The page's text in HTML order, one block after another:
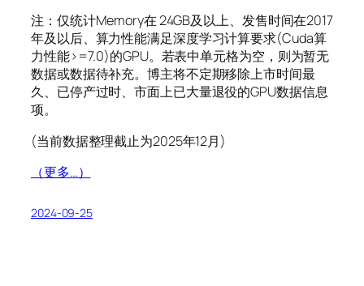
注：仅统计Memory在 24GB及以上、发售时间在2017
年及以后、算力性能满足深度学习计算要求(Cuda算
力性能>=7.0)的GPU。若表中单元格为空，则为暂无
数据或数据待补充。博主将不定期移除上市时间最
久、已停产过时、市面上已大量退役的GPU数据信息
项。
(当前数据整理截止为2025年12月)
（更多…）
2024-09-25